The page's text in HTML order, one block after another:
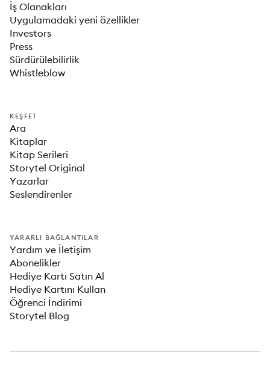
İş Olanakları
Uygulamadaki yeni özellikler
Investors
Press
Sürdürülebilirlik
Whistleblow
KEŞFET
Ara
Kitaplar
Kitap Serileri
Storytel Original
Yazarlar
Seslendirenler
YARARLI BAĞLANTILAR
Yardım ve İletişim
Abonelikler
Hediye Kartı Satın Al
Hediye Kartını Kullan
Öğrenci İndirimi
Storytel Blog